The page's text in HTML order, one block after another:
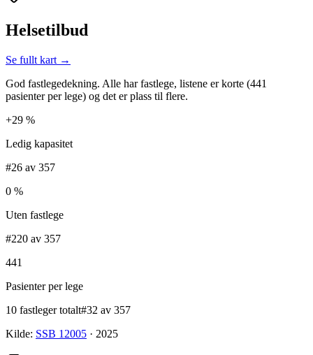
Helsetilbud
Se fullt kart →
God fastlegedekning. Alle har fastlege, listene er korte (441
pasienter per lege) og det er plass til flere.
+29 %
Ledig kapasitet
#26 av 357
0 %
Uten fastlege
#220 av 357
441
Pasienter per lege
10 fastleger totalt#32 av 357
Kilde: SSB 12005 · 2025